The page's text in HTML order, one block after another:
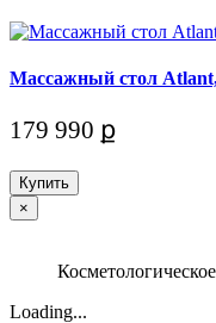
Массажный стол
179 990 ք
Купить
×
Loading...